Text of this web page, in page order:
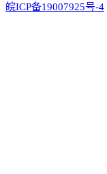
皖ICP备19007925号-4